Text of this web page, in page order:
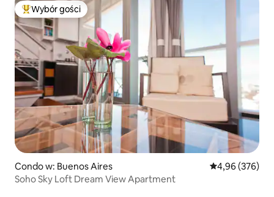
Najpopularniejsze z kategorii Wybór gości
Wybór gości
Condo w: Buenos Aires Średnia
4,96 (376)
Soho Sky Loft Dream View Apartment